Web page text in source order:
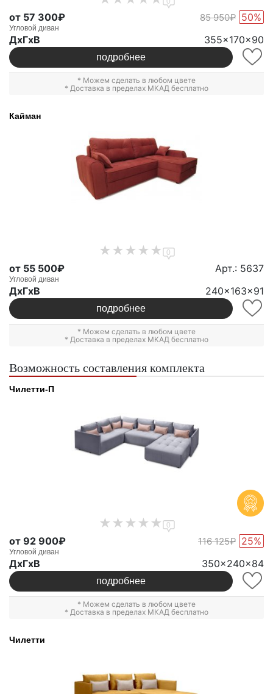
от 57 300₽ 85 950₽ 50%
Угловой диван
ДxГxВ 355x170x90
подробнее
* Можем сделать в любом цвете
* Доставка в пределах МКАД бесплатно
Кайман
0
от 55 500₽ Арт.: 5637
Угловой диван
ДxГxВ 240x163x91
подробнее
* Можем сделать в любом цвете
* Доставка в пределах МКАД бесплатно
Возможность составления комплекта
Чилетти-П
0
от 92 900₽ 116 125₽ 25%
Угловой диван
ДxГxВ 350x240x84
подробнее
* Можем сделать в любом цвете
* Доставка в пределах МКАД бесплатно
Чилетти